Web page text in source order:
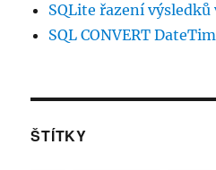
SQLite řazení
SQL CONVERT
ŠTÍTKY